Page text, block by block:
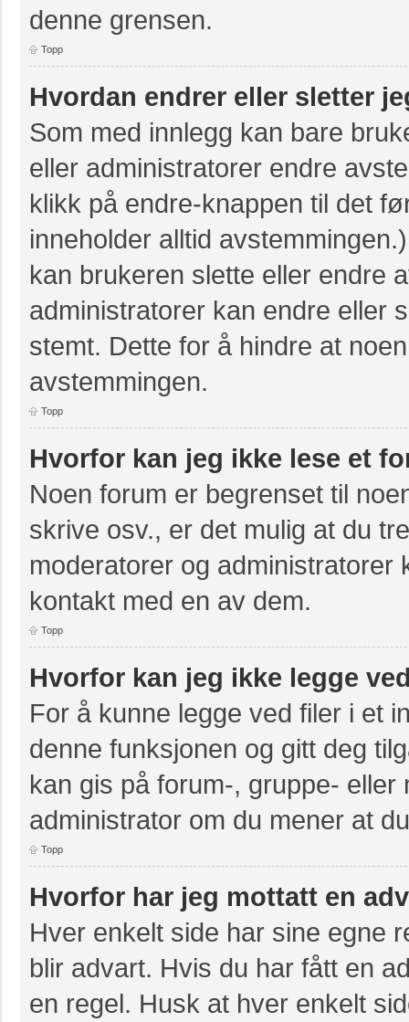
denne grensen.
Topp
Hvordan endrer eller sletter
Som med innlegg kan bare
eller administratorer endre
klikk på endre-knappen til det
inneholder alltid
kan brukeren slette eller endre
administratorer kan endre eller
stemt. Dette for å hindre at
avstemmingen.
Topp
Hvorfor kan jeg ikke lese et
Noen forum er begrenset til
skrive osv., er det mulig at du
moderatorer og administratorer
kontakt med en av dem.
Topp
Hvorfor kan jeg ikke legge
For å kunne legge ved filer i et
denne funksjonen og gitt deg
kan gis på forum-, gruppe-
administrator om du mener at
Topp
Hvorfor har jeg mottatt en
Hver enkelt side har sine egne
blir advart. Hvis du har fått en
en regel. Husk at hver enkelt